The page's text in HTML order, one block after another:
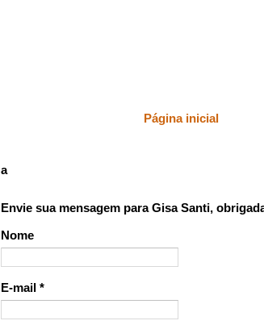
Página inicial
a
Envie sua mensagem para Gisa Santi,
Nome
E-mail *